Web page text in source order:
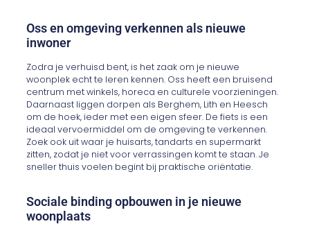
Oss en omgeving verkennen als nieuwe
inwoner
Zodra je verhuisd bent, is het zaak om je nieuwe
woonplek echt te leren kennen. Oss heeft een bruisend
centrum met winkels, horeca en culturele voorzieningen.
Daarnaast liggen dorpen als Berghem, Lith en Heesch
om de hoek, ieder met een eigen sfeer. De fiets is een
ideaal vervoermiddel om de omgeving te verkennen.
Zoek ook uit waar je huisarts, tandarts en supermarkt
zitten, zodat je niet voor verrassingen komt te staan. Je
sneller thuis voelen begint bij praktische oriëntatie.
Sociale binding opbouwen in je nieuwe
woonplaats